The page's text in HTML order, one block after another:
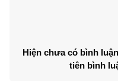
Hiện chưa có bình
tiên bình